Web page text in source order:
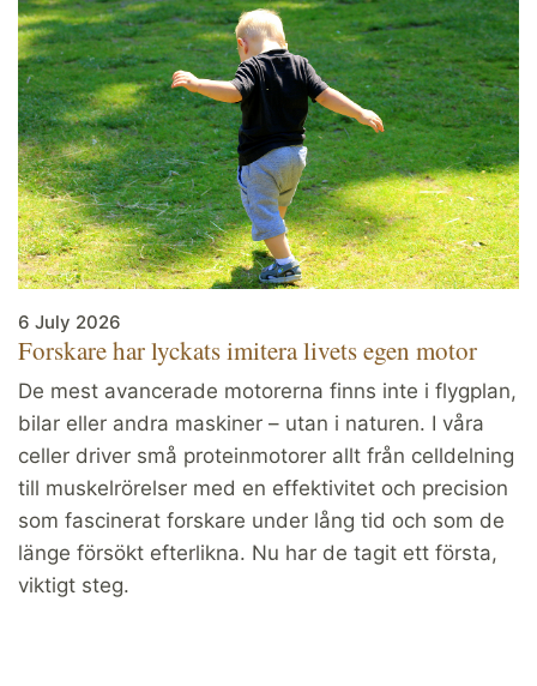
6 July 2026
Forskare har lyckats imitera livets egen motor
De mest avancerade motorerna finns inte i flygplan,
bilar eller andra maskiner – utan i naturen. I våra
celler driver små proteinmotorer allt från celldelning
till muskelrörelser med en effektivitet och precision
som fascinerat forskare under lång tid och som de
länge försökt efterlikna. Nu har de tagit ett första,
viktigt steg.